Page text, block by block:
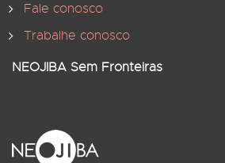
Fale conosco
Trabalhe conosco
NEOJIBA Sem Fronteiras